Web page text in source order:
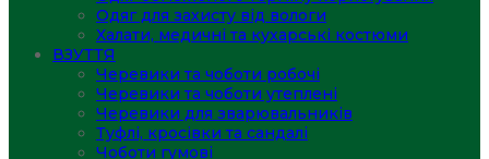
Одяг для захисту від вологи
Халати, медичні та кухарські костюми
ВЗУТТЯ
Черевики та чоботи робочі
Черевики та чоботи утеплені
Черевики для зварювальників
Туфлі, кросівки та сандалі
Чоботи гумові